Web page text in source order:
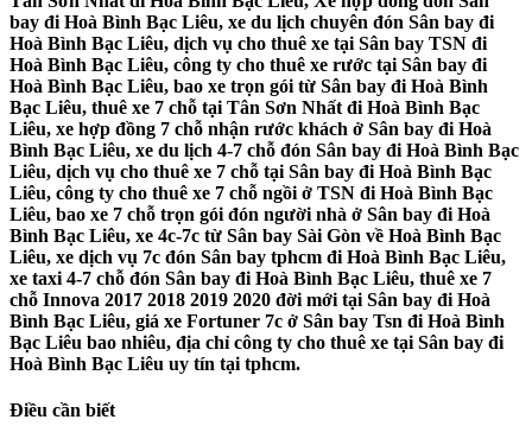
bay đi Hoà Bình Bạc Liêu, xe du lịch chuyên đón Sân bay đi
Hoà Bình Bạc Liêu, dịch vụ cho thuê xe tại Sân bay TSN đi
Hoà Bình Bạc Liêu, công ty cho thuê xe rước tại Sân bay đi
Hoà Bình Bạc Liêu, bao xe trọn gói từ Sân bay đi Hoà Bình
Bạc Liêu, thuê xe 7 chỗ tại Tân Sơn Nhất đi Hoà Bình Bạc
Liêu, xe hợp đồng 7 chỗ nhận rước khách ở Sân bay đi Hoà
Bình Bạc Liêu, xe du lịch 4-7 chỗ đón Sân bay đi Hoà Bình Bạc
Liêu, dịch vụ cho thuê xe 7 chỗ tại Sân bay đi Hoà Bình Bạc
Liêu, công ty cho thuê xe 7 chỗ ngồi ở TSN đi Hoà Bình Bạc
Liêu, bao xe 7 chỗ trọn gói đón người nhà ở Sân bay đi Hoà
Bình Bạc Liêu, xe 4c-7c từ Sân bay Sài Gòn về Hoà Bình Bạc
Liêu, xe dịch vụ 7c đón Sân bay tphcm đi Hoà Bình Bạc Liêu,
xe taxi 4-7 chỗ đón Sân bay đi Hoà Bình Bạc Liêu, thuê xe 7
chỗ Innova 2017 2018 2019 2020 đời mới tại Sân bay đi Hoà
Bình Bạc Liêu, giá xe Fortuner 7c ở Sân bay Tsn đi Hoà Bình
Bạc Liêu bao nhiêu, địa chỉ công ty cho thuê xe tại Sân bay đi
Hoà Bình Bạc Liêu uy tín tại tphcm.
Điều cần biết